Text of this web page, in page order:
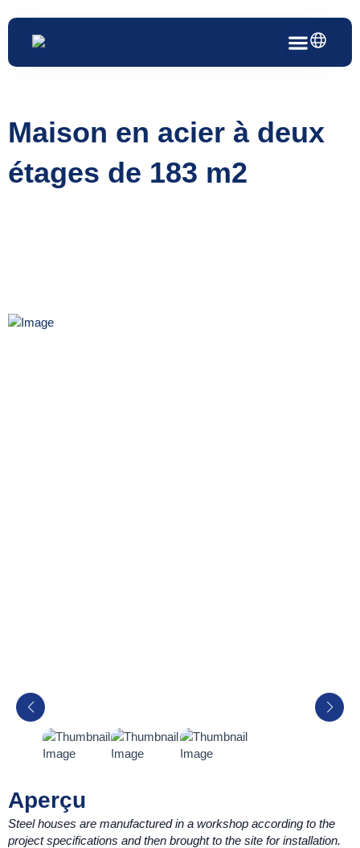
au
contenu
Maison en acier à deux
étages de 183 m2
Aperçu
Steel houses are manufactured in a workshop according to the
project specifications and then brought to the site for installation.